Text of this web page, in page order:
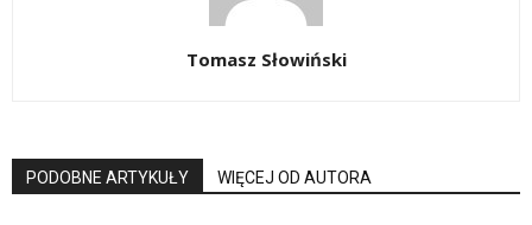
Tomasz Słowiński
PODOBNE ARTYKUŁY WIĘCEJ OD AUTORA